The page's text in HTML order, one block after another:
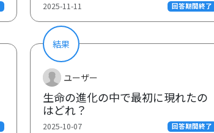
2025-11-11 回答期間終了
結果
ユーザー
生命の進化の中で最初に現れたの
はどれ？
2025-10-07 回答期間終了